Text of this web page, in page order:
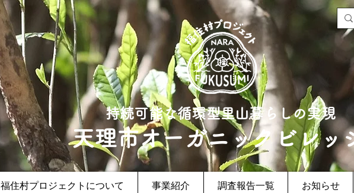
持続可能な循環型里山暮らしの実現
天理市オーガニックビレッ
福住村プロジェクトについて 事業紹介 調査報告一覧 お知らせ